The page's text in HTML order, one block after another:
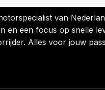
van
en een focus op snelle
Alles voor jouw